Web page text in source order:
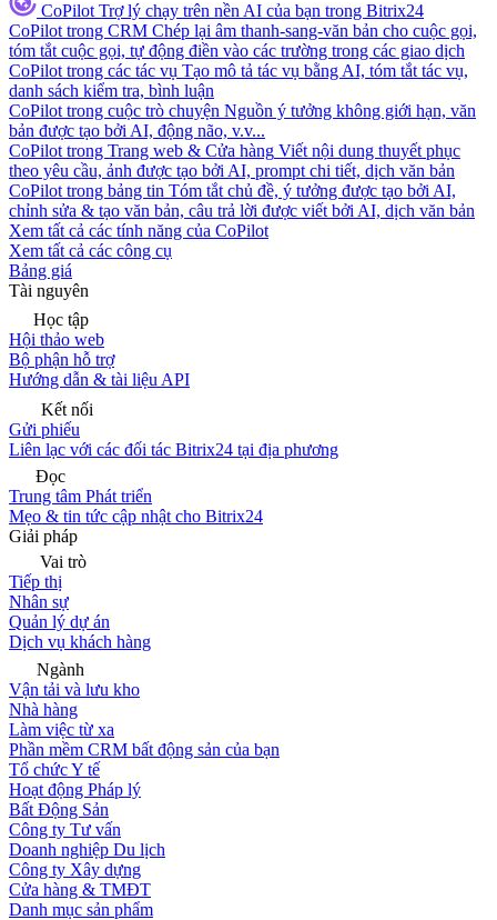
CoPilot Trợ lý chạy trên nền AI của bạn trong Bitrix24
CoPilot trong CRM Chép lại âm thanh-sang-văn bản cho cuộc gọi,
tóm tắt cuộc gọi, tự động điền vào các trường trong các giao dịch
CoPilot trong các tác vụ Tạo mô tả tác vụ bằng AI, tóm tắt tác vụ,
danh sách kiểm tra, bình luận
CoPilot trong cuộc trò chuyện Nguồn ý tưởng không giới hạn, văn
bản được tạo bởi AI, động não, v.v...
CoPilot trong Trang web & Cửa hàng Viết nội dung thuyết phục
theo yêu cầu, ảnh được tạo bởi AI, prompt chi tiết, dịch văn bản
CoPilot trong bảng tin Tóm tắt chủ đề, ý tưởng được tạo bởi AI,
chỉnh sửa & tạo văn bản, câu trả lời được viết bởi AI, dịch văn bản
Xem tất cả các tính năng của CoPilot
Xem tất cả các công cụ
Bảng giá
Tài nguyên
Học tập
Hội thảo web
Bộ phận hỗ trợ
Hướng dẫn & tài liệu API
Kết nối
Gửi phiếu
Liên lạc với các đối tác Bitrix24 tại địa phương
Đọc
Trung tâm Phát triển
Mẹo & tin tức cập nhật cho Bitrix24
Giải pháp
Vai trò
Tiếp thị
Nhân sự
Quản lý dự án
Dịch vụ khách hàng
Ngành
Vận tải và lưu kho
Nhà hàng
Làm việc từ xa
Phần mềm CRM bất động sản của bạn
Tổ chức Y tế
Hoạt động Pháp lý
Bất Động Sản
Công ty Tư vấn
Doanh nghiệp Du lịch
Công ty Xây dựng
Cửa hàng & TMĐT
Danh mục sản phẩm